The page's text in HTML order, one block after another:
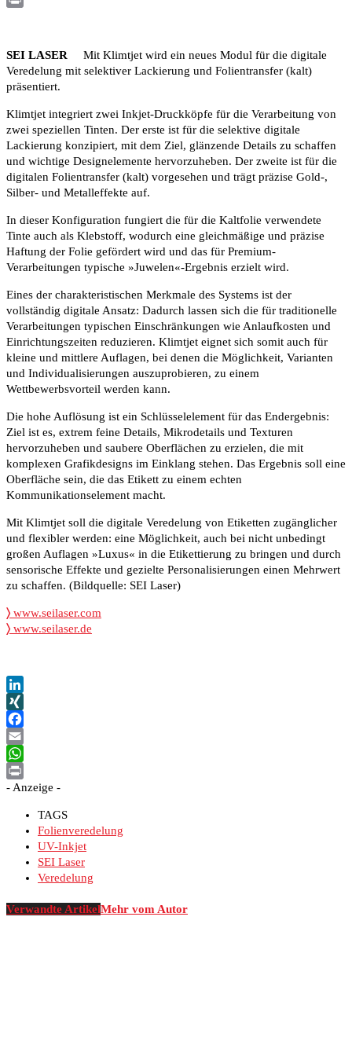
SEI LASER Mit Klimtjet wird ein neues Modul für die digitale
Veredelung mit selektiver Lackierung und Folientransfer (kalt)
präsentiert.
Klimtjet integriert zwei Inkjet-Druckköpfe für die Verarbeitung von
zwei speziellen Tinten. Der erste ist für die selektive digitale
Lackierung konzipiert, mit dem Ziel, glänzende Details zu schaffen
und wichtige Designelemente hervorzuheben. Der zweite ist für die
digitalen Folientransfer (kalt) vorgesehen und trägt präzise Gold-,
Silber- und Metalleffekte auf.
In dieser Konfiguration fungiert die für die Kaltfolie verwendete
Tinte auch als Klebstoff, wodurch eine gleichmäßige und präzise
Haftung der Folie gefördert wird und das für Premium-
Verarbeitungen typische »Juwelen«-Ergebnis erzielt wird.
Eines der charakteristischen Merkmale des Systems ist der
vollständig digitale Ansatz: Dadurch lassen sich die für traditionelle
Verarbeitungen typischen Einschränkungen wie Anlaufkosten und
Einrichtungszeiten reduzieren. Klimtjet eignet sich somit auch für
kleine und mittlere Auflagen, bei denen die Möglichkeit, Varianten
und Individualisierungen auszuprobieren, zu einem
Wettbewerbsvorteil werden kann.
Die hohe Auflösung ist ein Schlüsselelement für das Endergebnis:
Ziel ist es, extrem feine Details, Mikrodetails und Texturen
hervorzuheben und saubere Oberflächen zu erzielen, die mit
komplexen Grafikdesigns im Einklang stehen. Das Ergebnis soll eine
Oberfläche sein, die das Etikett zu einem echten
Kommunikationselement macht.
Mit Klimtjet soll die digitale Veredelung von Etiketten zugänglicher
und flexibler werden: eine Möglichkeit, auch bei nicht unbedingt
großen Auflagen »Luxus« in die Etikettierung zu bringen und durch
sensorische Effekte und gezielte Personalisierungen einen Mehrwert
zu schaffen. (Bildquelle: SEI Laser)
〉 www.seilaser.com
〉 www.seilaser.de
LinkedIn
XING
Facebook
Email
WhatsApp
Print
- Anzeige -
TAGS
Folienveredelung
UV-Inkjet
SEI Laser
Veredelung
Verwandte ArtikelMehr vom Autor